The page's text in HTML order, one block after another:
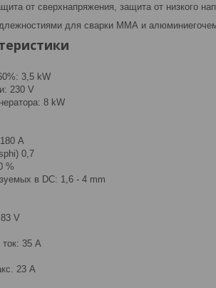
от сверхнапряжения, защита от низкого
для сварки ММА и
3,5 kW
230 V
8 kW
A
0,7
%
в DC: 1,6 - 4 mm
V
35 A
23 A